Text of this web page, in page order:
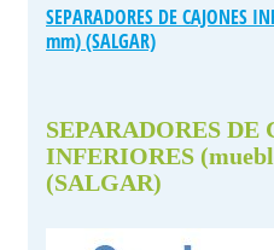
SEPARADORES DE CAJONES
mm) (SALGAR)
SEPARADORES DE
INFERIORES
(SALGAR)